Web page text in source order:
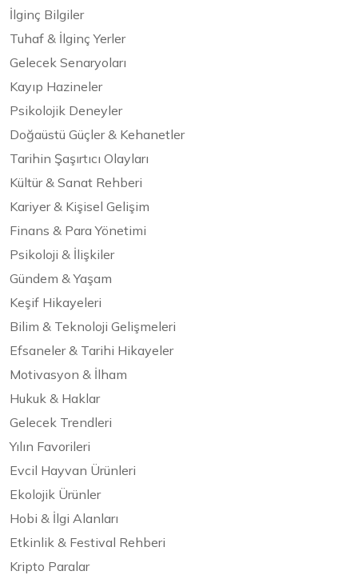
İlginç Bilgiler
Tuhaf & İlginç Yerler
Gelecek Senaryoları
Kayıp Hazineler
Psikolojik Deneyler
Doğaüstü Güçler & Kehanetler
Tarihin Şaşırtıcı Olayları
Kültür & Sanat Rehberi
Kariyer & Kişisel Gelişim
Finans & Para Yönetimi
Psikoloji & İlişkiler
Gündem & Yaşam
Keşif Hikayeleri
Bilim & Teknoloji Gelişmeleri
Efsaneler & Tarihi Hikayeler
Motivasyon & İlham
Hukuk & Haklar
Gelecek Trendleri
Yılın Favorileri
Evcil Hayvan Ürünleri
Ekolojik Ürünler
Hobi & İlgi Alanları
Etkinlik & Festival Rehberi
Kripto Paralar